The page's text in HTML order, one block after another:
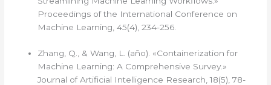
Proceedings of the International Conference on
Machine Learning, 45(4), 234-256.
Zhang, Q., & Wang, L. (año). «Containerization for
Machine Learning: A Comprehensive Survey.»
Journal of Artificial Intelligence Research, 18(5), 78-